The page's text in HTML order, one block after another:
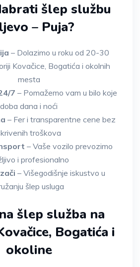
šlep službu
– Puja?
– Dolazimo u roku od 20-30
Kovačice, Bogatića i okolnih
mesta
7 – Pomažemo vam u bilo koje
doba dana i noći
– Fer i transparentne cene bez
troškova
– Vaše vozilo prevozimo
i profesionalno
– Višegodišnje iskustvo u
šlep usluga
šlep služba na
Bogatića i
okoline